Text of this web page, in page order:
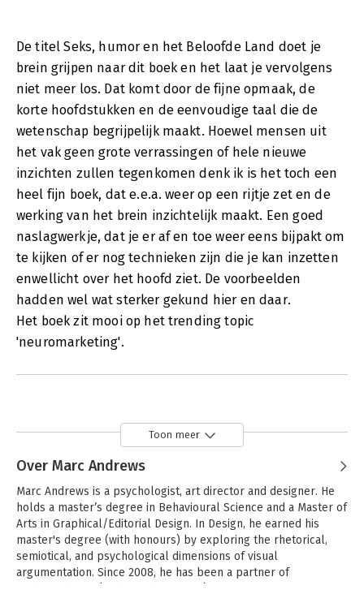
De titel Seks, humor en het Beloofde Land doet je
brein grijpen naar dit boek en het laat je vervolgens
niet meer los. Dat komt door de fijne opmaak, de
korte hoofdstukken en de eenvoudige taal die de
wetenschap begrijpelijk maakt. Hoewel mensen uit
het vak geen grote verrassingen of hele nieuwe
inzichten zullen tegenkomen denk ik is het toch een
heel fijn boek, dat e.e.a. weer op een rijtje zet en de
werking van het brein inzichtelijk maakt. Een goed
naslagwerkje, dat je er af en toe weer eens bijpakt om
te kijken of er nog technieken zijn die je kan inzetten
enwellicht over het hoofd ziet. De voorbeelden
hadden wel wat sterker gekund hier en daar.
Het boek zit mooi op het trending topic
'neuromarketing'.
Toon meer
Over Marc Andrews
Marc Andrews is a psychologist, art director and designer. He
holds a master’s degree in Behavioural Science and a Master of
Arts in Graphical/Editorial Design. In Design, he earned his
master's degree (with honours) by exploring the rhetorical,
semiotical, and psychological dimensions of visual
argumentation. Since 2008, he has been a partner of